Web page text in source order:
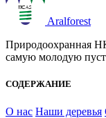
Aralforest
Природоохранная
самую молодую
СОДЕРЖАНИЕ
О нас Наши деревья